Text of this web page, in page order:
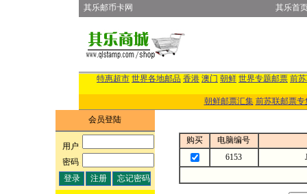
其乐邮币卡网 其乐首
特惠超市 世界各地邮品 香港 澳门 朝鲜 世界专题邮票 前
朝鲜邮票汇集 前苏联邮票专
会员登陆
用户:
密码:
购买
电脑编号
6153